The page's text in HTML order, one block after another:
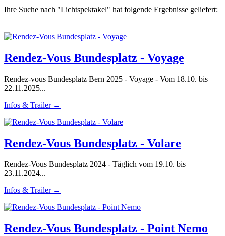
Ihre Suche nach "Lichtspektakel" hat folgende Ergebnisse geliefert:
Rendez-Vous Bundesplatz - Voyage
Rendez-vous Bundesplatz Bern 2025 - Voyage - Vom 18.10. bis
22.11.2025...
Infos & Trailer →
Rendez-Vous Bundesplatz - Volare
Rendez-Vous Bundesplatz 2024 - Täglich vom 19.10. bis
23.11.2024...
Infos & Trailer →
Rendez-Vous Bundesplatz - Point Nemo